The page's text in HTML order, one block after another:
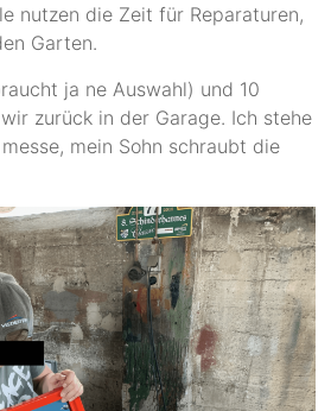
nutzen die Zeit für Reparaturen,
Garten.
ja ne Auswahl) und 10
zurück in der Garage. Ich stehe
mein Sohn schraubt die